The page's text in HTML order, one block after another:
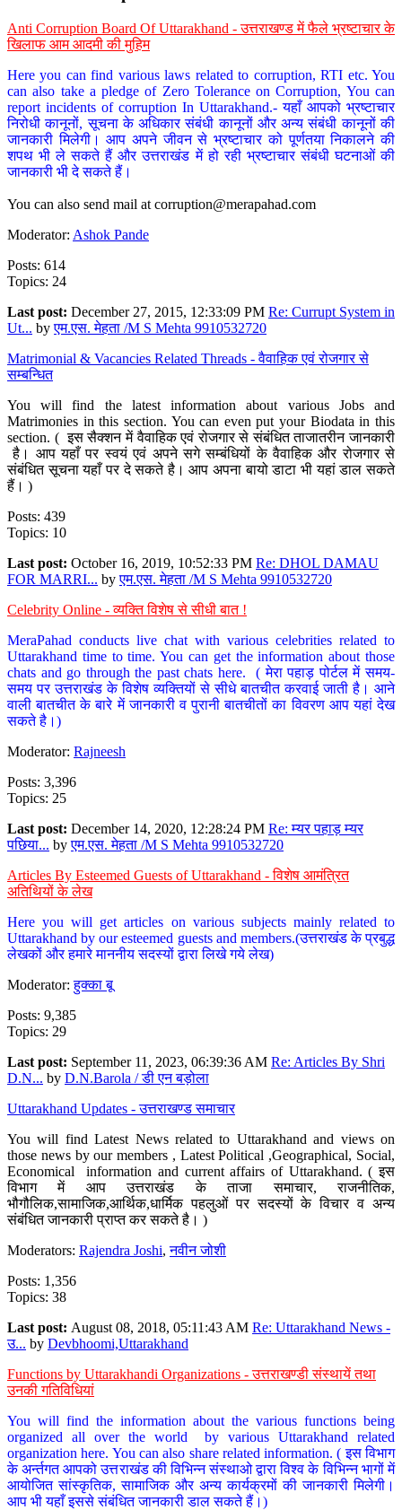
Anti Corruption Board Of Uttarakhand - उत्तराखण्ड में फैले भ्रष्टाचार के
खिलाफ आम आदमी की मुहिम
Here you can find various laws related to corruption, RTI etc. You
can also take a pledge of Zero Tolerance on Corruption, You can
report incidents of corruption In Uttarakhand.- यहाँ आपको भ्रष्टाचार
निरोधी कानूनों, सूचना के अधिकार संबंधी कानूनों और अन्य संबंधी कानूनों की
जानकारी मिलेगी। आप अपने जीवन से भ्रष्टाचार को पूर्णतया निकालने की
शपथ भी ले सकते हैं और उत्तराखंड में हो रही भ्रष्टाचार संबंधी घटनाओं की
जानकारी भी दे सकते हैं।
You can also send mail at corruption@merapahad.com
Moderator: Ashok Pande
Posts: 614
Topics: 24
Last post: December 27, 2015, 12:33:09 PM Re: Currupt System in
Ut... byएम.एस. मेहता /M S Mehta 9910532720
Matrimonial & Vacancies Related Threads - वैवाहिक एवं रोजगार से
सम्बन्धित
You will find the latest information about various Jobs and
Matrimonies in this section. You can even put your Biodata in this
section. ( इस सैक्शन में वैवाहिक एवं रोजगार से संबंधित ताजातरीन जानकारी
है। आप यहाँ पर स्वयं एवं अपने सगे सम्बंधियों के वैवाहिक और रोजगार से
संबंधित सूचना यहाँ पर दे सकते है। आप अपना बायो डाटा भी यहां डाल सकते
हैं। )
Posts: 439
Topics: 10
Last post: October 16, 2019, 10:52:33 PM Re: DHOL DAMAU
FOR MARRI... byएम.एस. मेहता /M S Mehta 9910532720
Celebrity Online - व्यक्ति विशेष से सीधी बात !
MeraPahad conducts live chat with various celebrities related to
Uttarakhand time to time. You can get the information about those
chats and go through the past chats here. ( मेरा पहाड़ पोर्टल में समय-
समय पर उत्तराखंड के विशेष व्यक्तियों से सीधे बातचीत करवाई जाती है। आने
वाली बातचीत के बारे में जानकारी व पुरानी बातचीतों का विवरण आप यहां देख
सकते है।)
Moderator: Rajneesh
Posts: 3,396
Topics: 25
Last post: December 14, 2020, 12:28:24 PM Re: म्यर पहाड़ म्यर
पछिया... byएम.एस. मेहता /M S Mehta 9910532720
Articles By Esteemed Guests of Uttarakhand - विशेष आमंत्रित
अतिथियों के लेख
Here you will get articles on various subjects mainly related to
Uttarakhand by our esteemed guests and members.(उत्तराखंड के प्रबुद्ध
लेखकों और हमारे माननीय सदस्यों द्वारा लिखे गये लेख)
Moderator:हुक्का बू
Posts: 9,385
Topics: 29
Last post: September 11, 2023, 06:39:36 AM Re: Articles By Shri
D.N... by D.N.Barola / डी एन बड़ोला
Uttarakhand Updates - उत्तराखण्ड समाचार
You will find Latest News related to Uttarakhand and views on
those news by our members , Latest Political ,Geographical, Social,
Economical information and current affairs of Uttarakhand. ( इस
विभाग में आप उत्तराखंड के ताजा समाचार, राजनीतिक,
भौगौलिक,सामाजिक,आर्थिक,धार्मिक पहलुओं पर सदस्यों के विचार व अन्य
संबंधित जानकारी प्राप्त कर सकते है। )
Moderators: Rajendra Joshi,नवीन जोशी
Posts: 1,356
Topics: 38
Last post: August 08, 2018, 05:11:43 AM Re: Uttarakhand News -
उ... by Devbhoomi,Uttarakhand
Functions by Uttarakhandi Organizations - उत्तराखण्डी संस्थायें तथा
उनकी गतिविधियां
You will find the information about the various functions being
organized all over the world by various Uttarakhand related
organization here. You can also share related information. ( इस विभाग
के अर्न्तगत आपको उत्तराखंड की विभिन्न संस्थाओ द्वारा विश्व के विभिन्न भागों में
आयोजित सांस्कृतिक, सामाजिक और अन्य कार्यक्रमों की जानकारी मिलेगी।
आप भी यहाँ इससे संबंधित जानकारी डाल सकते हैं।)